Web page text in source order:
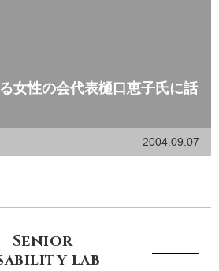
女性の会代表樋口恵子氏に話
2004.09.07
Senior
lab